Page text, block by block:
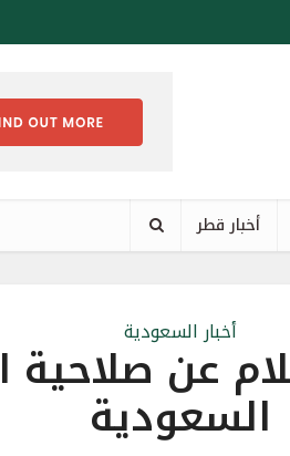
أخبار قطر
أخبار السعودية
عن صلاحية
السعودية